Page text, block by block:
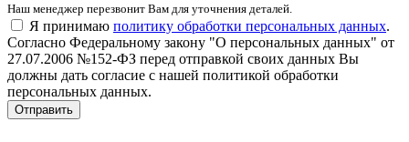
Наш менеджер перезвонит Вам для уточнения деталей.
Я принимаю политику обработки персональных данных.
Согласно Федеральному закону "О персональных данных" от
27.07.2006 №152-ФЗ перед отправкой своих данных Вы
должны дать согласие с нашей политикой обработки
персональных данных.
Отправить